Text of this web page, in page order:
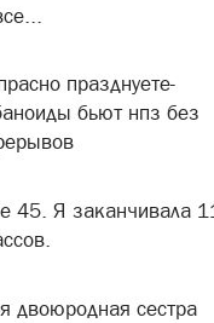
празднуете-
бьют нпз без
45. Я заканчивала
двоюродная сестра